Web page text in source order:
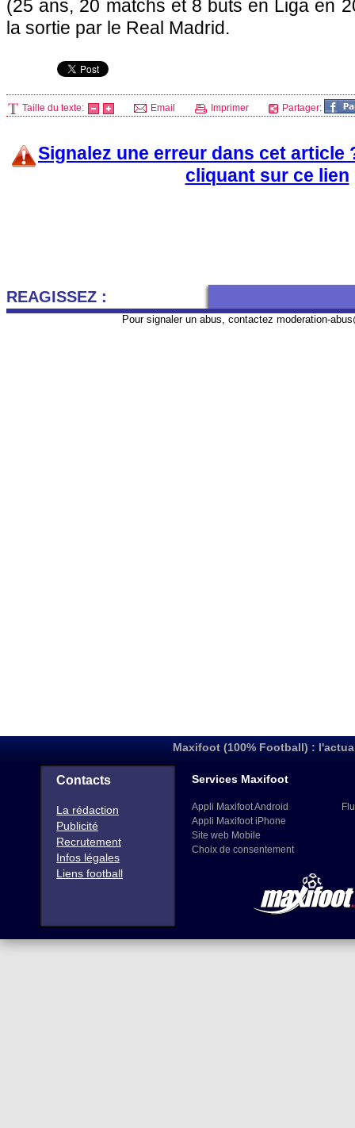
(25 ans, 20 matchs et 8 buts en Liga en
la sortie par le Real Madrid.
Taille du texte: Email Imprimer Partager:
Signalez une erreur dans cet article
cliquant sur ce lien
REAGISSEZ :
Pour signaler un abus, contactez moderation-
Maxifoot (100% Football) :
Contacts
La rédaction
Publicité
Recrutement
Infos légales
Liens football
Services Maxifoot
Appli Maxifoot Android
Appli Maxifoot iPhone
Site web Mobile
Choix de consentement